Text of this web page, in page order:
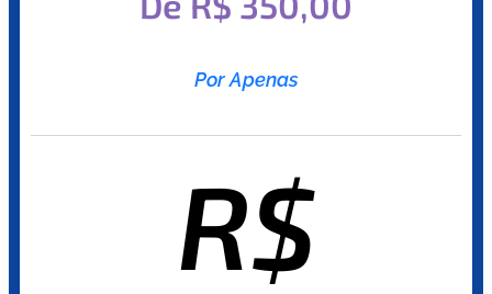
Por Apenas
R$